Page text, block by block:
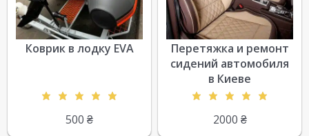
Коврик в лодку EVA
500 ₴
Перетяжка и ремонт
сидений автомобиля
в Киеве
2000 ₴